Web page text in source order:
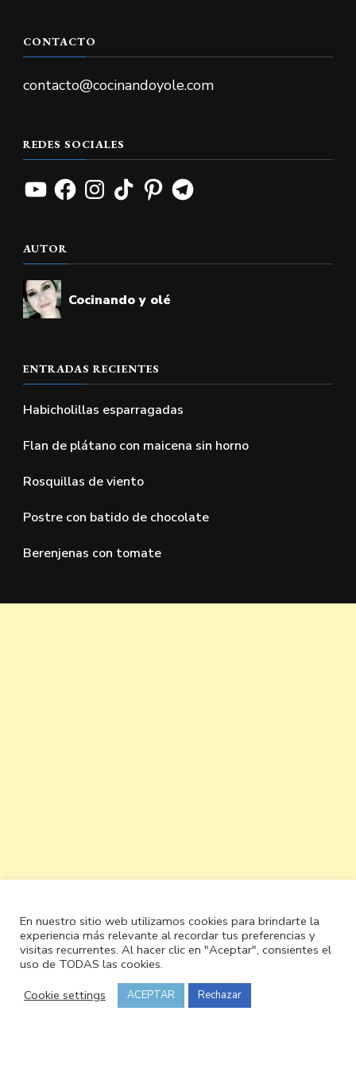
CONTACTO
contacto@cocinandoyole.com
REDES SOCIALES
YouTubeFacebookInstagramTikTokPinterestTelegram
AUTOR
Cocinando y olé
ENTRADAS RECIENTES
Habicholillas esparragadas
Flan de plátano con maicena sin horno
Rosquillas de viento
Postre con batido de chocolate
Berenjenas con tomate
En nuestro sitio web utilizamos cookies para brindarte la
experiencia más relevante al recordar tus preferencias y
visitas recurrentes. Al hacer clic en "Aceptar", consientes el
uso de TODAS las cookies.
Cookie settings
ACEPTAR Rechazar